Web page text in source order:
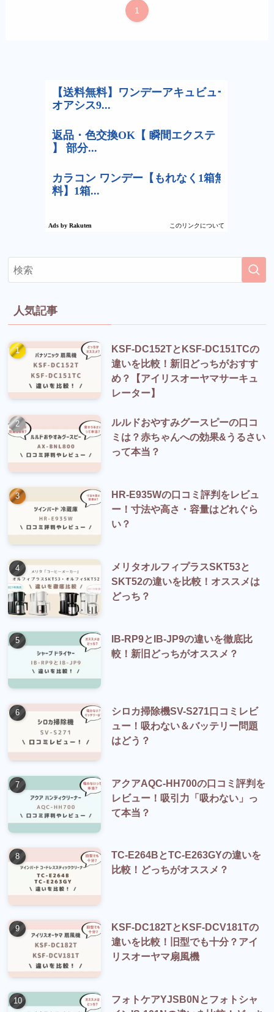
1
人気記事
KSF-DC152TとKSF-DC151TCの
違いを比較！新旧どっちがおすす
め？【アイリスオーヤマサーキュ
レーター】
ルルドおやすみグースピーの口コ
ミは？赤ちゃんへの効果&うるさい
って本当？
HR-E935Wの口コミ評判をレビュ
ー！寸法や高さ・容量はどれぐら
い？
メリタオルフィプラスSKT53と
SKT52の違いを比較！オススメは
どっち？
IB-RP9とIB-JP9の違いを徹底比
較！新旧どっちがオススメ？
シロカ掃除機SV-S271口コミレビ
ュー！吸わない＆バッテリー問題
はどう？
アクアAQC-HH700の口コミ評判を
レビュー！吸引力「吸わない」っ
て本当？
TC-E264BとTC-E263GYの違いを
比較！どっちがオススメ？
KSF-DC182TとKSF-DCV181Tの
違いを比較！旧型でも十分？アイ
リスオーヤマ扇風機
フォトケアYJSB0Nとフォトシャ